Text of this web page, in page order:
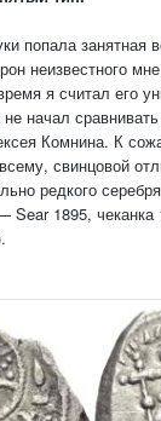
попала занятная
неизвестного
я считал его
начал
Комнина. К
свинцовой
редкого
1895, чеканка